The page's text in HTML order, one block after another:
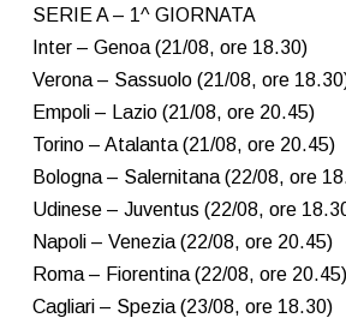
SERIE A – 1^ GIORNATA
Inter – Genoa (21/08, ore 18.30)
Verona – Sassuolo (21/08, ore
Empoli – Lazio (21/08, ore 20.45)
Torino – Atalanta (21/08, ore 20.45)
Bologna – Salernitana (22/08, ore
Udinese – Juventus (22/08, ore
Napoli – Venezia (22/08, ore 20.45)
Roma – Fiorentina (22/08, ore 20.45)
Cagliari – Spezia (23/08, ore 18.30)